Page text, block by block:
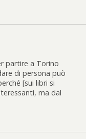
partire a Torino
di persona può
[sui libri si
ma dal